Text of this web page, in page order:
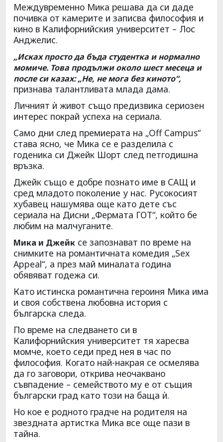
Междувременно Мика решава да си даде
почивка от камерите и записва философия и
кино в Калифорнийския университет – Лос
Анджелис.
„Исках просто да бъда студентка и нормално
момиче. Това продължи около шест месеца и
после си казах: „Не, не мога без киното“,
признава талантливата млада дама.
Личният ѝ живот също предизвика сериозен
интерес покрай успеха на сериала.
Само дни след премиерата на „Off Campus“
става ясно, че Мика се е разделила с
годеника си Джейк Шорт след петгодишна
връзка.
Джейк също е добре познато име в САЩ и
сред младото поколение у нас. Русокосият
хубавец нашумява още като дете със
сериала на Дисни „Фермата ГОТ“, който бе
любим на малчуганите.
Мика и Джейк се запознават по време на
снимките на романтичната комедия „Sex
Appeal“, а през май миналата година
обявяват годежа си.
Като истинска романтична героиня Мика има
и своя собствена любовна история с
българска следа.
По време на следването си в
Калифорнийския университет тя харесва
момче, което седи пред нея в час по
философия. Когато най-накрая се осмелява
да го заговори, открива неочаквано
съвпадение – семейството му е от същия
български град като този на баща ѝ.
Но кое е родното градче на родителя на
звездната артистка Мика все още пази в
тайна.